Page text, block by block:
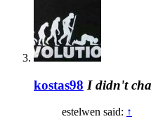
kostas98 I didn't
estelwen said: ↑